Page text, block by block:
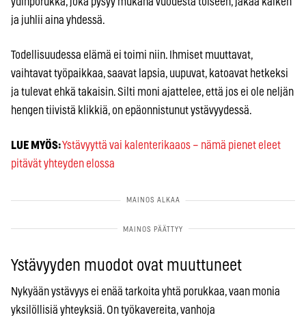
ja juhlii aina yhdessä.
Todellisuudessa elämä ei toimi niin. Ihmiset muuttavat,
vaihtavat työpaikkaa, saavat lapsia, uupuvat, katoavat hetkeksi
ja tulevat ehkä takaisin. Silti moni ajattelee, että jos ei ole neljän
hengen tiivistä klikkiä, on epäonnistunut ystävyydessä.
LUE MYÖS:Ystävyyttä vai kalenterikaaos – nämä pienet eleet
pitävät yhteyden elossa
Ystävyyden muodot ovat muuttuneet
Nykyään ystävyys ei enää tarkoita yhtä porukkaa, vaan monia
yksilöllisiä yhteyksiä. On työkavereita, vanhoja